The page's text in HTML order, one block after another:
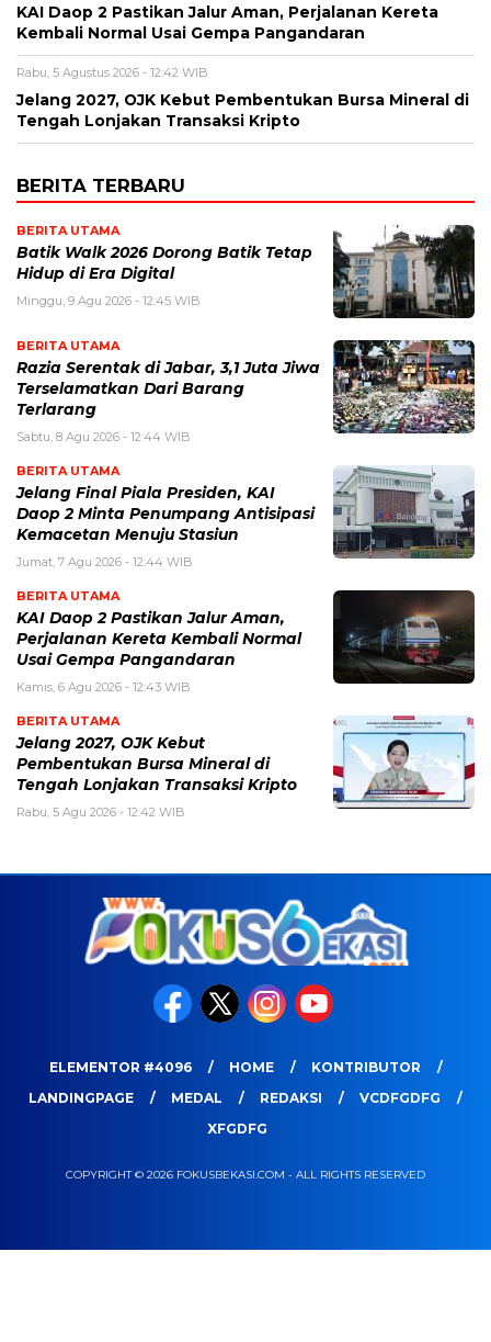
KAI Daop 2 Pastikan Jalur Aman, Perjalanan Kereta
Kembali Normal Usai Gempa Pangandaran
Rabu, 5 Agustus 2026 - 12:42 WIB
Jelang 2027, OJK Kebut Pembentukan Bursa Mineral di
Tengah Lonjakan Transaksi Kripto
BERITA TERBARU
BERITA UTAMA
Batik Walk 2026 Dorong Batik Tetap
Hidup di Era Digital
Minggu, 9 Agu 2026 - 12:45 WIB
BERITA UTAMA
Razia Serentak di Jabar, 3,1 Juta Jiwa
Terselamatkan Dari Barang
Terlarang
Sabtu, 8 Agu 2026 - 12:44 WIB
BERITA UTAMA
Jelang Final Piala Presiden, KAI
Daop 2 Minta Penumpang Antisipasi
Kemacetan Menuju Stasiun
Jumat, 7 Agu 2026 - 12:44 WIB
BERITA UTAMA
KAI Daop 2 Pastikan Jalur Aman,
Perjalanan Kereta Kembali Normal
Usai Gempa Pangandaran
Kamis, 6 Agu 2026 - 12:43 WIB
BERITA UTAMA
Jelang 2027, OJK Kebut
Pembentukan Bursa Mineral di
Tengah Lonjakan Transaksi Kripto
Rabu, 5 Agu 2026 - 12:42 WIB
ELEMENTOR #4096 HOME
KONTRIBUTOR
LANDINGPAGE
MEDAL REDAKSI
VCDFGDFG
XFGDFG
COPYRIGHT © 2026 FOKUSBEKASI.COM - ALL RIGHTS RESERVED